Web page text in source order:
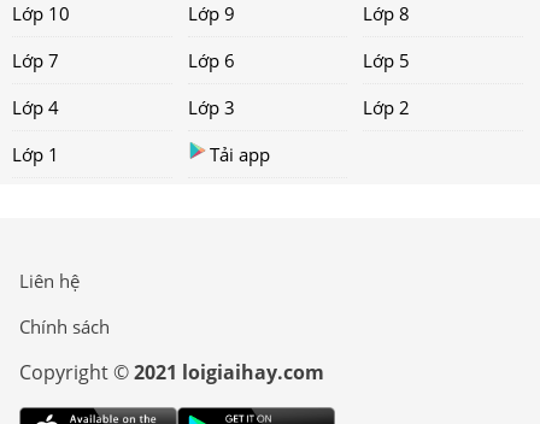
Lớp 10
Lớp 9
Lớp 8
Lớp 7
Lớp 6
Lớp 5
Lớp 4
Lớp 3
Lớp 2
Lớp 1
Tải app
Liên hệ
Chính sách
Copyright ©2021 loigiaihay.com